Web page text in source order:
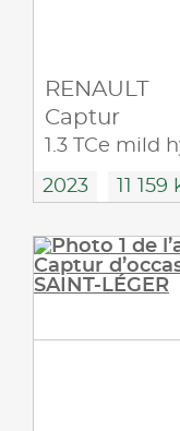
RENAULT
Captur
1.3 TCe mild
2023 11